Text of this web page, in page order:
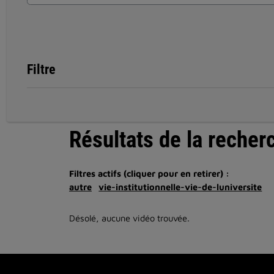
Filtre
Résultats de la
Filtres actifs (cliquer pour en retirer) :
autre
vie-institutionnelle-vie-de-luniversite
Désolé, aucune vidéo trouvée.